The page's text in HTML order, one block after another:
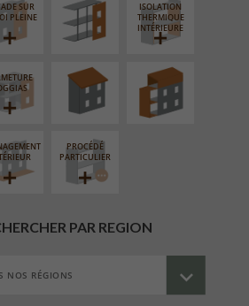
SUR
PLEINE
ISOLATION
THERMIQUE
INTÉRIEURE
RÉFECTION DES
TOITURES
SURÉLÉVATION
EXTENSION
PROCÉDÉ
PARTICULIER
PAR REGION